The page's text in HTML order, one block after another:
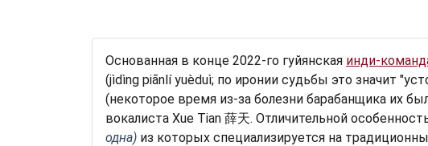
Основанная в конце 2022-го гуйянская инди-
(jìdìng piānlíyuèduì; по иронии судьбы это значит
(некоторое время из-за болезни барабанщика их
вокалиста Xue Tian 薛天. Отличительной
одна) из которых специализируется на